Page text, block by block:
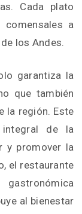
Cada plato
a
los Andes.
garantiza la
que también
la región. Este
de la
y promover la
el restaurante
al bienestar